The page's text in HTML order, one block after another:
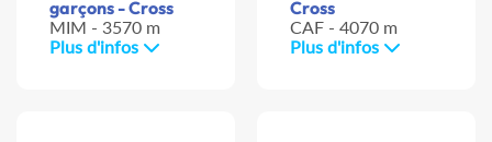
garçons - Cross
MIM - 3570 m
Plus d'infos
Cross
CAF - 4070 m
Plus d'infos